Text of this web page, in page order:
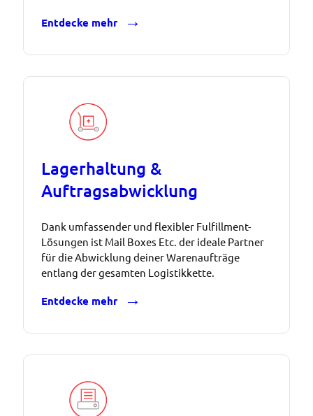
Entdecke mehr
Lagerhaltung &
Auftragsabwicklung
Dank umfassender und flexibler Fulfillment-
Lösungen ist Mail Boxes Etc. der ideale Partner
für die Abwicklung deiner Warenaufträge
entlang der gesamten Logistikkette.
Entdecke mehr